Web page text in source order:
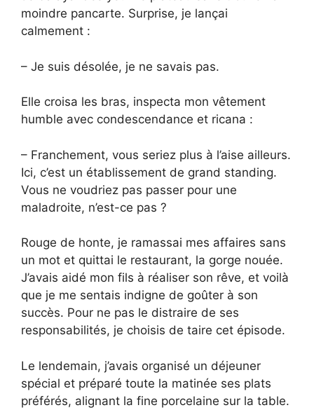
moindre pancarte. Surprise, je lançai
calmement :
– Je suis désolée, je ne savais pas.
Elle croisa les bras, inspecta mon vêtement
humble avec condescendance et ricana :
– Franchement, vous seriez plus à l’aise ailleurs.
Ici, c’est un établissement de grand standing.
Vous ne voudriez pas passer pour une
maladroite, n’est-ce pas ?
Rouge de honte, je ramassai mes affaires sans
un mot et quittai le restaurant, la gorge nouée.
J’avais aidé mon fils à réaliser son rêve, et voilà
que je me sentais indigne de goûter à son
succès. Pour ne pas le distraire de ses
responsabilités, je choisis de taire cet épisode.
Le lendemain, j’avais organisé un déjeuner
spécial et préparé toute la matinée ses plats
préférés, alignant la fine porcelaine sur la table.